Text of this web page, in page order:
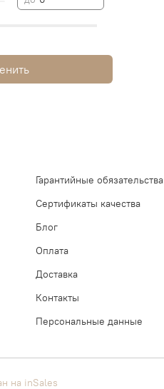
Гарантийные обязательства
Сертификаты качества
Блог
Оплата
Доставка
Контакты
Персональные данные
на inSales